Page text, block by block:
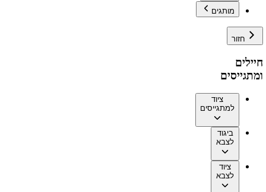
מותגים
חזור
חיילים
ומתגייסים
ציוד
למתגייסים
ביגוד
לצבא
ציוד
לצבא